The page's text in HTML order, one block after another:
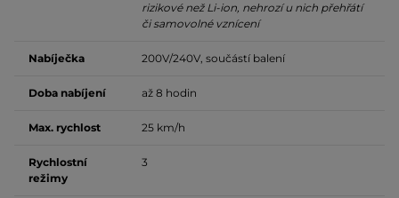
rizikové než Li-ion, nehrozí u nich přehřátí
či samovolné vznícení
Nabíječka 200V/240V, součástí balení
Doba nabíjení až 8 hodin
Max. rychlost 25 km/h
Rychlostní
režimy
3